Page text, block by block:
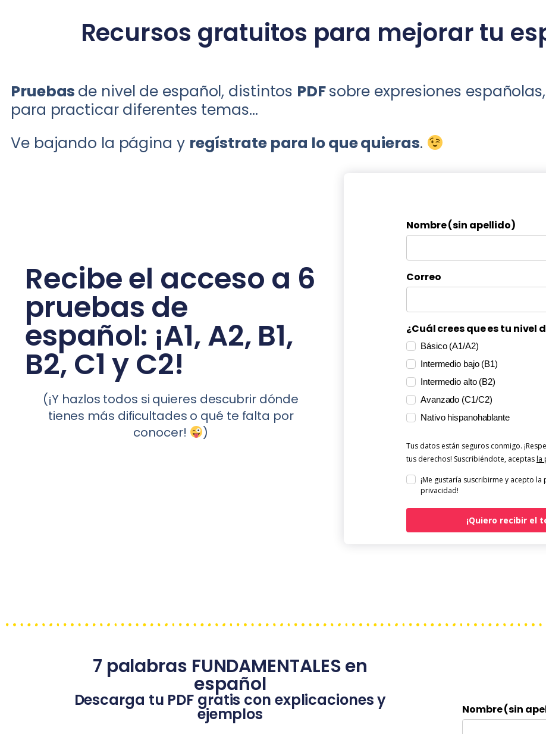
Recursos gratuitos para mejorar tu
Pruebas de nivel de español, distintos PDFsobre expresiones españolas,
para practicar diferentes temas…
Ve bajando la página y regístrate para lo que quieras.
Recibe el acceso a 6
pruebas de
español: ¡A1, A2, B1,
B2, C1 y C2!
(¡Y hazlos todos si quieres descubrir dónde
tienes más dificultades o qué te falta por
conocer!
)
Nombre (sin apellido)
Correo
¿Cuál crees que es tu nivel
Básico (A1/A2)
Intermedio bajo (B1)
Intermedio alto (B2)
Avanzado (C1/C2)
Nativo hispanohablante
Tus datos están seguros conmigo.
tus derechos! Suscribiéndote, aceptasla
¡Me gustaría suscribirme y acepto la
privacidad!
¡Quiero recibir el
7 palabras FUNDAMENTALES en
español
Descarga tu PDF gratis con explicaciones y
ejemplos Nombre (sin